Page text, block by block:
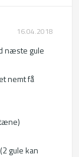
16.04.2018
næste gule
nemt få
gule kan